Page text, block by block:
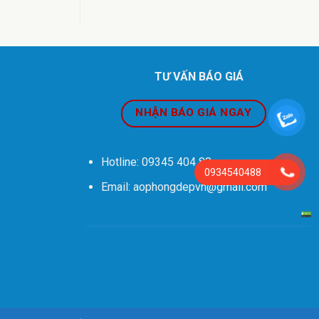
TƯ VẤN BÁO GIÁ
NHẬN BÁO GIÁ NGAY
Hotline: 09345 404 88
Email: aophongdepvn@gmail.com
0934540488